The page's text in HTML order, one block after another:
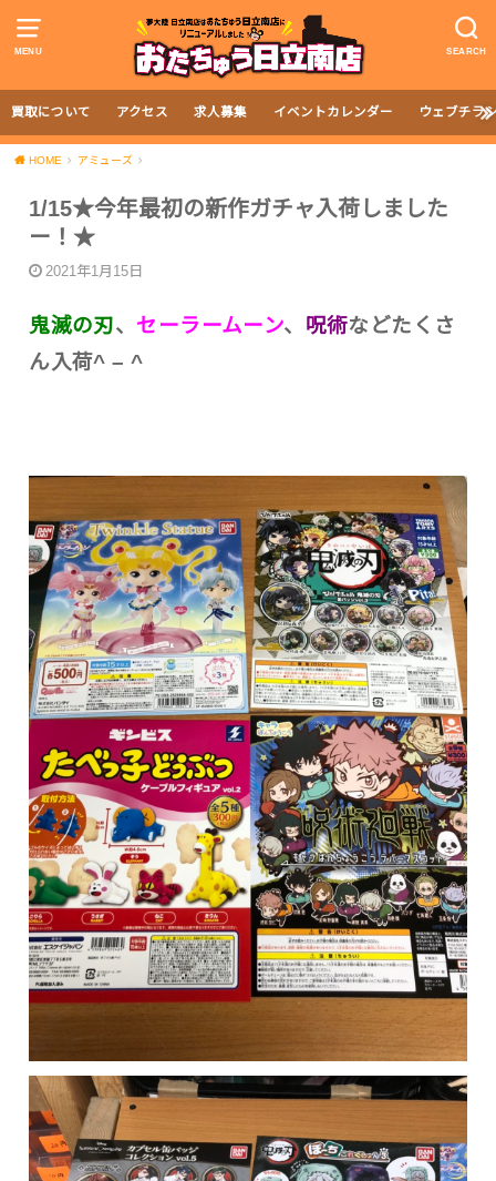
MENU SEARCH
買取について アクセス 求人募集 イベントカレンダー ウェブチラ
HOME アミューズ
1/15★今年最初の新作ガチャ入荷しました
ー！★
2021年1月15日
鬼滅の刃、 セーラームーン、 呪術などたくさ
ん入荷^ – ^